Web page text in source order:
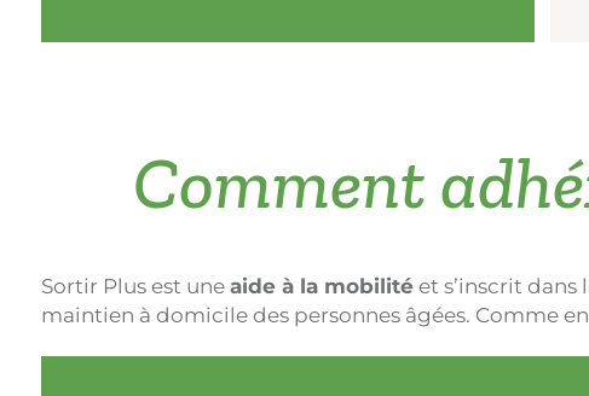
Comment
Sortir Plus est une aide à la mobilitéet s’inscrit dans
maintien à domicile des personnes âgées. Comme